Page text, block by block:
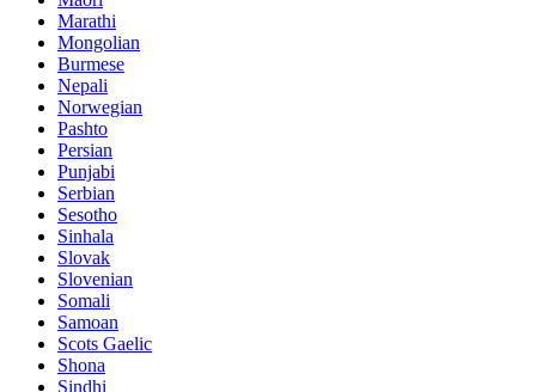
Marathi
Mongolian
Burmese
Nepali
Norwegian
Pashto
Persian
Punjabi
Serbian
Sesotho
Sinhala
Slovak
Slovenian
Somali
Samoan
Scots Gaelic
Shona
Sindhi